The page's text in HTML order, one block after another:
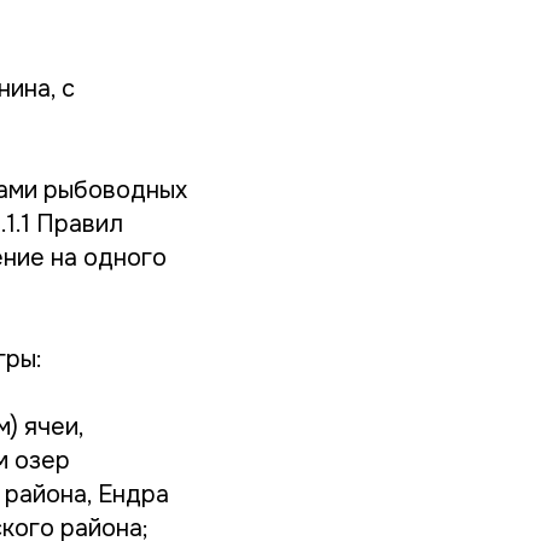
с
рыбоводных
Правил
на одного
ячеи,
озер
Ендра
района;